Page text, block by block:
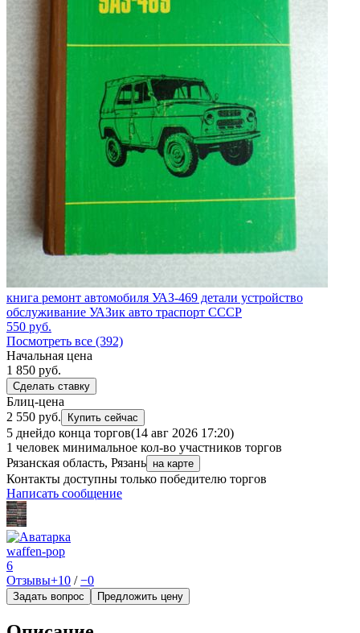
книга ремонт автомобиля УАЗ-469 детали устройство
обслуживание УАЗик авто траспорт СССР
550 руб.
Посмотреть все (392)
Начальная цена
1 850 руб.
Сделать ставку
Блиц-цена
2 550 руб.
Купить сейчас
5 днейдо конца торгов(14 авг 2026 17:20)
1 человек минимальное кол-во участников торгов
Рязанская область, Рязань на карте
Контакты доступны только победителю торгов
Написать сообщение
waffen-pop
6
Отзывы+10 /−0
Задать вопрос Предложить цену